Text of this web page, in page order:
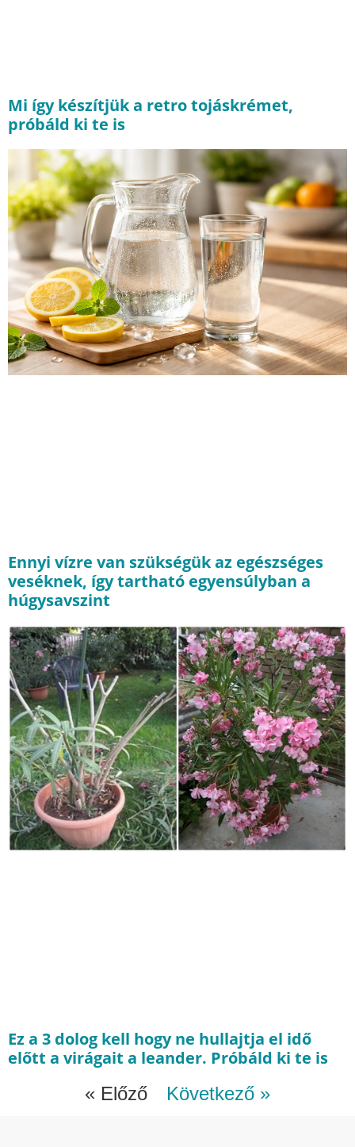
Mi így készítjük a retro tojáskrémet,
próbáld ki te is
Ennyi vízre van szükségük az egészséges
veséknek, így tartható egyensúlyban a
húgysavszint
Ez a 3 dolog kell hogy ne hullajtja el idő
előtt a virágait a leander. Próbáld ki te is
« Előző
Következő »